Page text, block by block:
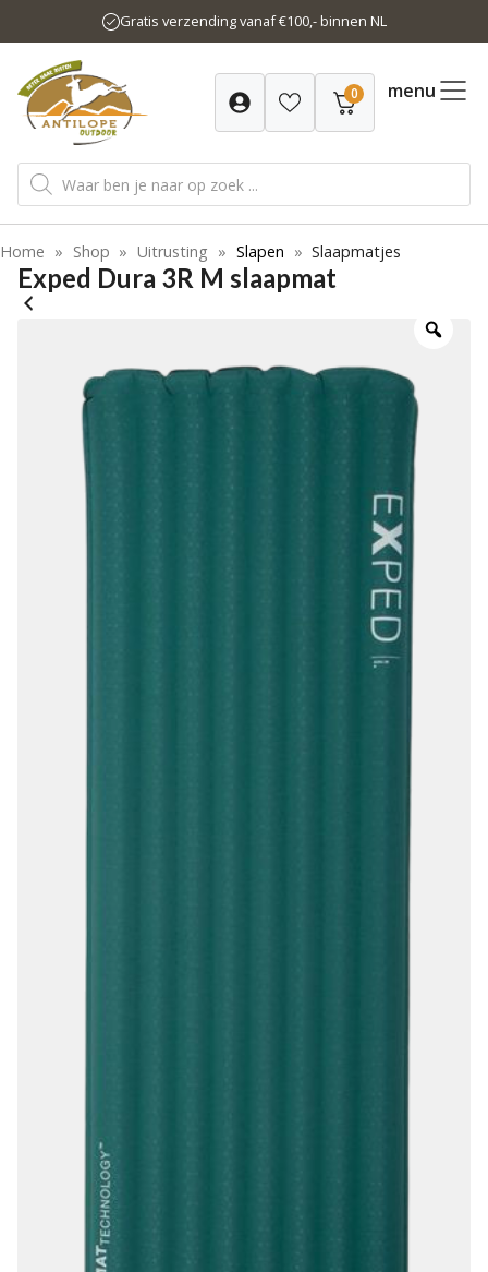
naar
inhoud
Gratis verzending vanaf €100,- binnen NL
0 menu
Producten
zoeken
Home » Shop » Uitrusting » Slapen » Slaapmatjes
Exped Dura 3R M slaapmat